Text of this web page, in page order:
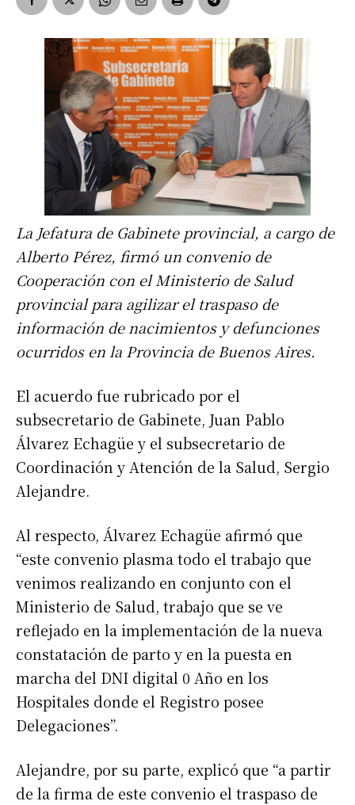
La Jefatura de Gabinete provincial, a cargo de
Alberto Pérez, firmó un convenio de
Cooperación con el Ministerio de Salud
provincial para agilizar el traspaso de
información de nacimientos y defunciones
ocurridos en la Provincia de Buenos Aires.
El acuerdo fue rubricado por el
subsecretario de Gabinete, Juan Pablo
Álvarez Echagüe y el subsecretario de
Coordinación y Atención de la Salud, Sergio
Alejandre.
Al respecto, Álvarez Echagüe afirmó que
“este convenio plasma todo el trabajo que
venimos realizando en conjunto con el
Ministerio de Salud, trabajo que se ve
reflejado en la implementación de la nueva
constatación de parto y en la puesta en
marcha del DNI digital 0 Año en los
Hospitales donde el Registro posee
Delegaciones”.
Alejandre, por su parte, explicó que “a partir
de la firma de este convenio el traspaso de